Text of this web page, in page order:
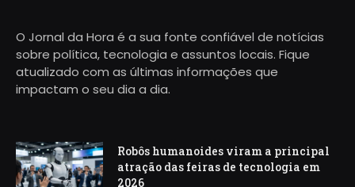
O Jornal da Hora é a sua fonte confiável de notícias
sobre política, tecnologia e assuntos locais. Fique
atualizado com as últimas informações que
impactam o seu dia a dia.
Robôs humanoides viram a principal
atração das feiras de tecnologia em
2026